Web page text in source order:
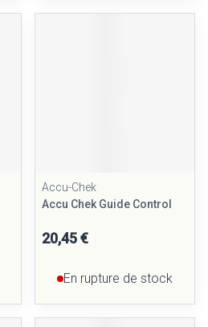
Accu-Chek
Accu Chek Guide Control
20,45 €
En rupture de stock